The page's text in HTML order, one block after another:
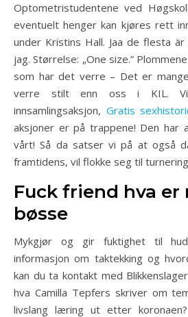
Optometristudentene ved
eventuelt henger kan kjøres rett
under Kristins Hall. Jaa de flesta
jag. Størrelse: „One size.”
som har det verre – Det er
verre stilt enn oss i KIL.
innsamlingsaksjon, Gratis
aksjoner er på trappene! Den har
vårt! Så da satser vi på at også
framtidens, vil flokke seg til
Fuck friend hva
bøsse
Mykgjør og gir fuktighet til
informasjon om taktekking og
kan du ta kontakt med
hva Camilla Tepfers skriver om
livslang læring ut etter